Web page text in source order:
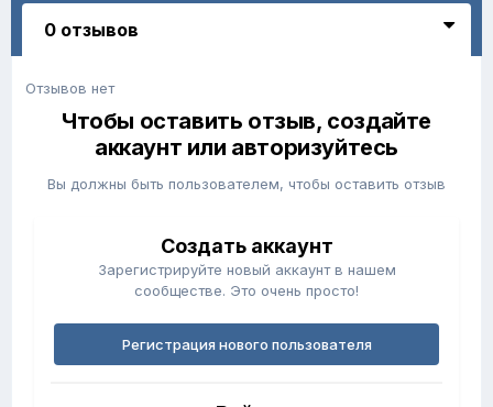
0 отзывов
Отзывов нет
Чтобы оставить отзыв, создайте
аккаунт или авторизуйтесь
Вы должны быть пользователем, чтобы оставить отзыв
Создать аккаунт
Зарегистрируйте новый аккаунт в нашем
сообществе. Это очень просто!
Регистрация нового пользователя